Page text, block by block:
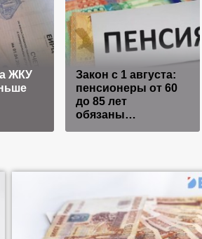
ЖКУ
Закон с 1 августа:
пенсионеры от 60
до 85 лет
обязаны…